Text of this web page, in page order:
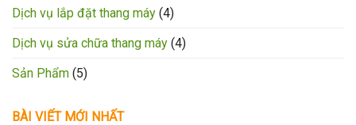
Dịch vụ lắp đặt thang máy (4)
Dịch vụ sửa chữa thang máy (4)
Sản Phẩm (5)
BÀI VIẾT MỚI NHẤT